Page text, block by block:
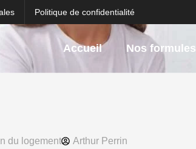
Politique de confidentialité
Accueil Nos formules
du logement Arthur Perrin